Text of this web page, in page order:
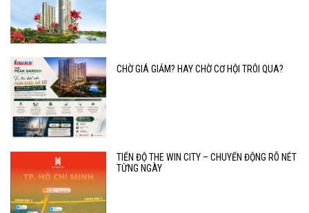
CHỜ GIÁ GIẢM? HAY CHỜ CƠ HỘI TRÔI QUA?
TIẾN ĐỘ THE WIN CITY – CHUYỂN ĐỘNG RÕ NÉT
TỪNG NGÀY